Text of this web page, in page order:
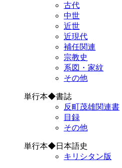
古代
中世
近世
近現代
補任関連
宗教史
系図・家紋
その他
単行本◆書誌
反町茂雄関連書
目録
その他
単行本◆日本語史
キリシタン版